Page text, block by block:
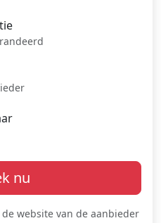
nu
website van de aanbieder